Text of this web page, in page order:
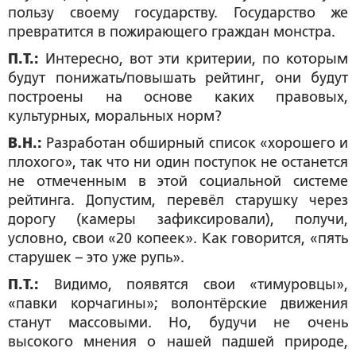
пользу своему государству. Государство же
превратится в пожирающего граждан монстра.
П.Т.: Интересно, вот эти критерии, по которым
будут понижать/повышать рейтинг, они будут
построены на основе каких правовых,
культурных, моральных норм?
В.Н.: Разработан обширный список «хорошего и
плохого», так что ни один поступок не останется
не отмеченным в этой социальной системе
рейтинга. Допустим, перевёл старушку через
дорогу (камеры зафиксировали), получи,
условно, свои «20 копеек». Как говорится, «пять
старушек – это уже рупь».
П.Т.: Видимо, появятся свои «тимуровцы»,
«павки корчагины»; волонтёрские движения
станут массовыми. Но, будучи не очень
высокого мнения о нашей падшей природе,